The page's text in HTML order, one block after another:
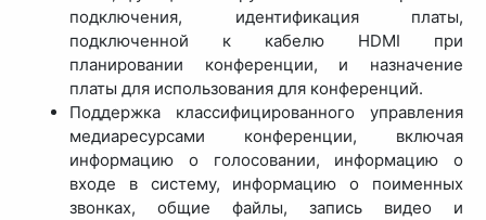
подключения, идентификация платы,
подключенной к кабелю HDMI при
планировании конференции, и назначение
платы для использования для конференций.
Поддержка классифицированного управления
медиаресурсами конференции, включая
информацию о голосовании, информацию о
входе в систему, информацию о поименных
звонках, общие файлы, запись видео и